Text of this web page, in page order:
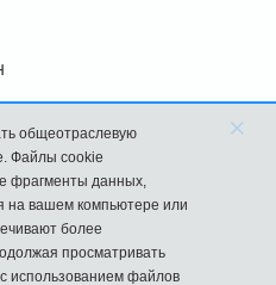
общеотраслевую
Файлы cookie
фрагменты данных,
на вашем компьютере или
более
просматривать
использованием файлов
×